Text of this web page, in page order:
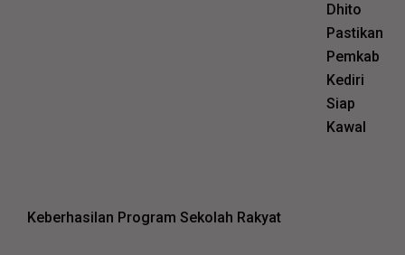
Dhito
Pastikan
Pemkab
Kediri
Siap
Kawal
Keberhasilan Program Sekolah Rakyat